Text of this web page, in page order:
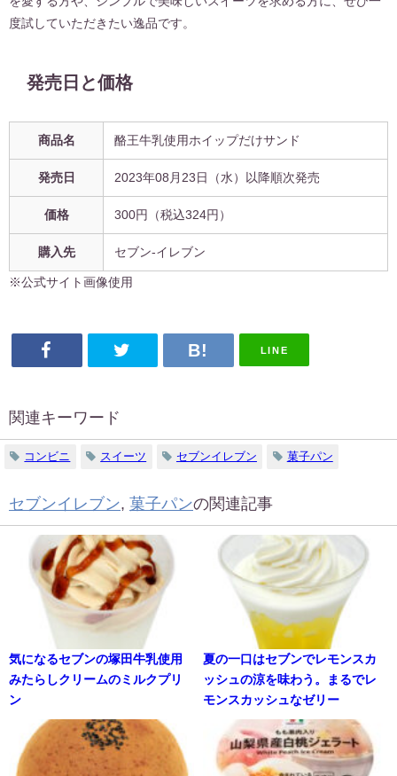
度試していただきたい逸品です。
発売日と価格
商品名 酪王牛乳使用ホイップだけサンド
発売日 2023年08月23日（水）以降順次発売
価格 300円（税込324円）
購入先 セブン-イレブン
※公式サイト画像使用
LINE
関連キーワード
コンビニ スイーツ セブンイレブン 菓子パン
セブンイレブン, 菓子パンの関連記事
気になるセブンの塚田牛乳使用
みたらしクリームのミルクプリ
ン
夏の一口はセブンでレモンスカ
ッシュの涼を味わう。まるでレ
モンスカッシュなゼリー